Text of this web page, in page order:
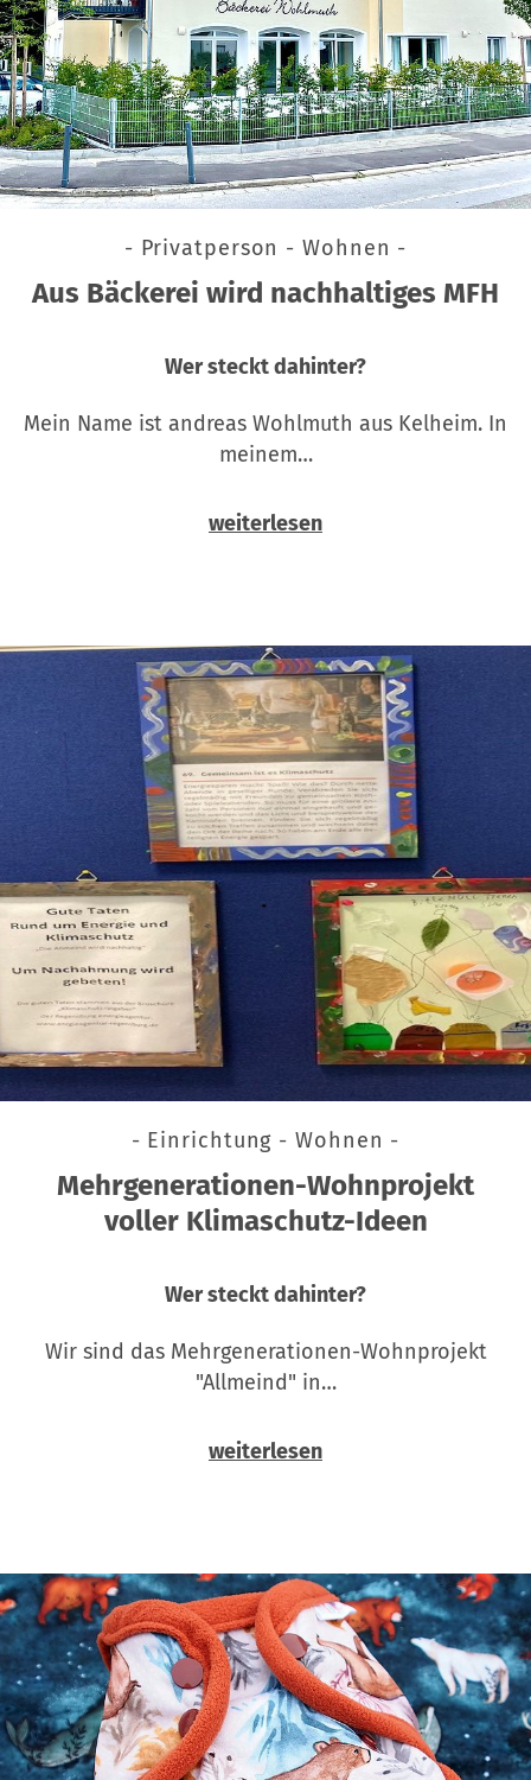
- Privatperson - Wohnen -
Aus Bäckerei wird nachhaltiges MFH
Wer steckt dahinter?
Mein Name ist andreas Wohlmuth aus Kelheim. In
meinem…
weiterlesen
- Einrichtung - Wohnen -
Mehrgenerationen-Wohnprojekt
voller Klimaschutz-Ideen
Wer steckt dahinter?
Wir sind das Mehrgenerationen-Wohnprojekt
"Allmeind" in…
weiterlesen